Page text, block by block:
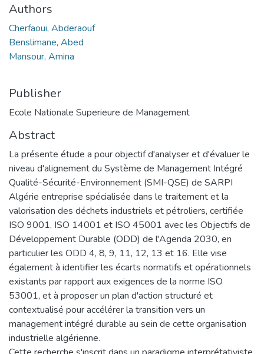
Authors
Cherfaoui, Abderaouf
Benslimane, Abed
Mansour, Amina
Publisher
Ecole Nationale Superieure de Management
Abstract
La présente étude a pour objectif d'analyser et d'évaluer le
niveau d'alignement du Système de Management Intégré
Qualité-Sécurité-Environnement (SMI-QSE) de SARPI
Algérie entreprise spécialisée dans le traitement et la
valorisation des déchets industriels et pétroliers, certifiée
ISO 9001, ISO 14001 et ISO 45001 avec les Objectifs de
Développement Durable (ODD) de l'Agenda 2030, en
particulier les ODD 4, 8, 9, 11, 12, 13 et 16. Elle vise
également à identifier les écarts normatifs et opérationnels
existants par rapport aux exigences de la norme ISO
53001, et à proposer un plan d'action structuré et
contextualisé pour accélérer la transition vers un
management intégré durable au sein de cette organisation
industrielle algérienne.